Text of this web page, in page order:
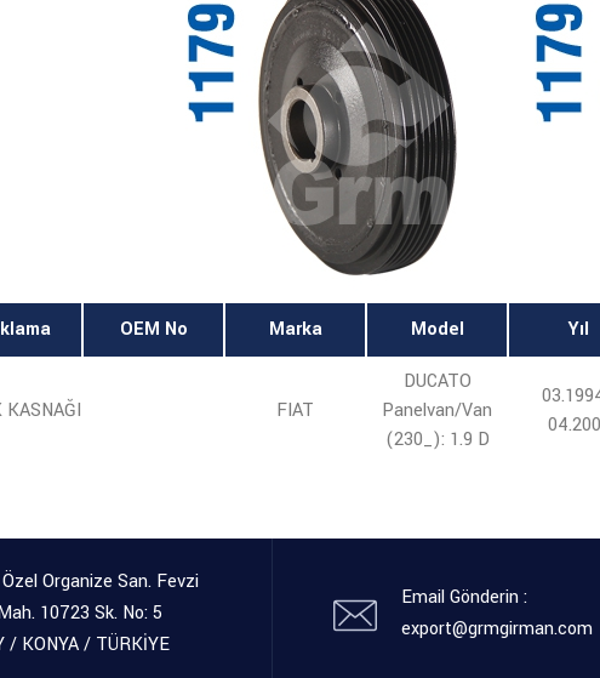
OEM No Marka Model Yıl
KASNAĞI FIAT
DUCATO
Panelvan/Van
(230_): 1.9 D
Organize San. Fevzi
10723 Sk. No: 5
/ KONYA / TÜRKİYE
Email Gönderin :
export@grmgirman.com